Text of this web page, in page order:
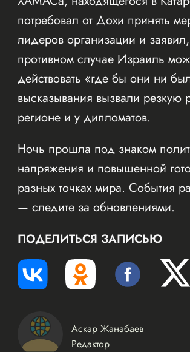
потребовал от Дохи принять
лидеров организации и
противном случае Израиль
действовать «где бы они ни
высказывания вызвали резкую
регионе и у дипломатов.
Ночь прошла под знаком
напряжения и повышенной
разных точках мира. События
— следите за обновлениями.
ПОДЕЛИТЬСЯ ЗАПИСЬЮ
Аскар Жанабаев
Редактор